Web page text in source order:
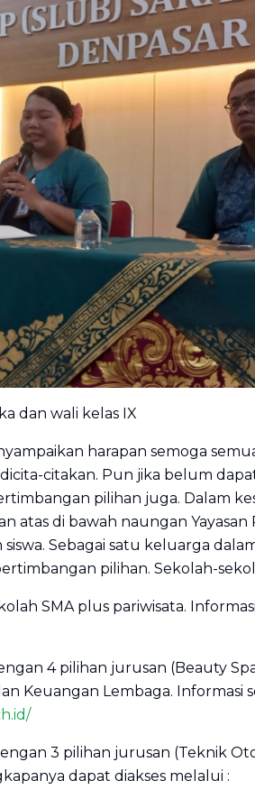
dan wali kelas IX
harapan semoga
citakan. Pun jika belum
pilihan juga. Dalam
atas di bawah naungan
Sebagai satu keluarga
pilihan. Sekolah-
SMA plus pariwisata.
4 pilihan jurusan (Beauty
Keuangan Lembaga. Informasi
3 pilihan jurusan (Teknik
dapat diakses melalui :